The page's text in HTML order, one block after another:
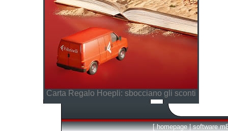
Carta Regalo Hoepli: sbocciano gli sconti
[ homepage | software